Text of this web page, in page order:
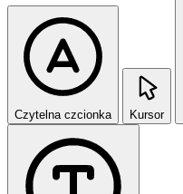
Czytelna czcionka Kursor